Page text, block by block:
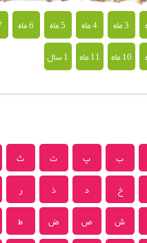
3 ماه 4 ماه 5 ماه 6 ماه
7
10 ماه 11 ماه 1 سال
ب پ ت ث
خ د ذ ر
ش ص ض ط